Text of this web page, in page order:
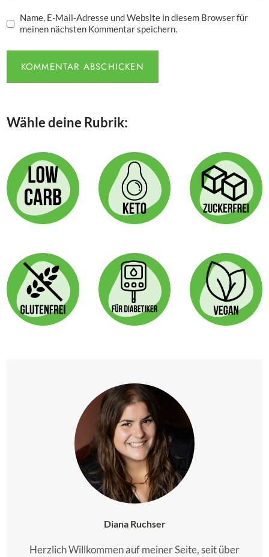
Name, E-Mail-Adresse und Website in diesem Browser für
meinen nächsten Kommentar speichern.
Wähle deine Rubrik:
Diana Ruchser
Herzlich Willkommen auf meiner Seite, seit über